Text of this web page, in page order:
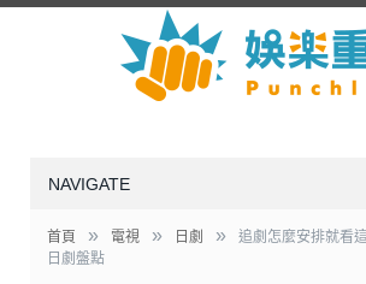
NAVIGATE
首頁 » 電視 » 日劇 »
追劇怎麼安排就看
日劇盤點